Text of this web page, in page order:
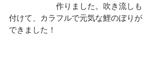
作りました。吹き流しも
付けて、カラフルで元気な鯉のぼりが
できました！